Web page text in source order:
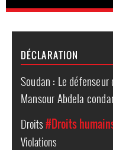
DÉCLARATION
Soudan : Le
Mansour Abdela
Droits#Droits
Violations